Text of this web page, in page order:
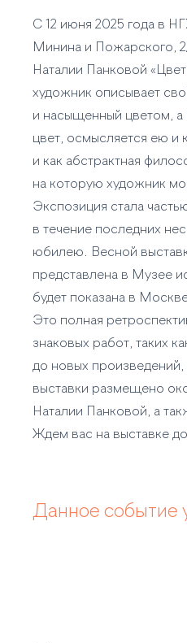
С 12 июня 2025 года
Минина и Пожарского,
Наталии Панковой
художник описывает
и насыщенный цветом,
цвет, осмысляется ею и
и как абстрактная
на которую художник
Экспозиция стала
в течение последних
юбилею. Весной
представлена в Музее
будет показана в
Это полная
знаковых работ, таких
до новых произведений,
выставки размещено
Наталии Панковой, а
Ждем вас на выставке до
Данное